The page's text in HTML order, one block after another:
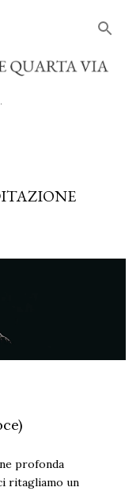
profonda
ritagliamo un